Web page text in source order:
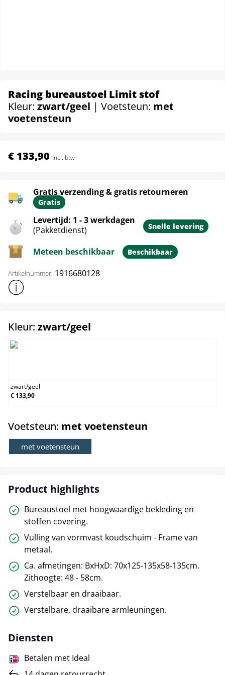
Racing bureaustoel Limit stof
Kleur: zwart/geel | Voetsteun: met
voetensteun
€ 133,90 incl. btw
Gratis verzending & gratis retourneren
Gratis
Levertijd: 1 - 3 werkdagen
(Pakketdienst)
Snelle levering
Meteen beschikbaar Beschikbaar
Artikelnummer: 1916680128
Toon meer productinformatie
Kleur: zwart/geel
zwart/geel
€ 133,90
Voetsteun: met voetensteun
met voetensteun
Product highlights
Bureaustoel met hoogwaardige bekleding en
stoffen covering.
Vulling van vormvast koudschuim - Frame van
metaal.
Ca. afmetingen: BxHxD: 70x125-135x58-135cm.
Zithoogte: 48 - 58cm.
Verstelbaar en draaibaar.
Verstelbare, draaibare armleuningen.
Diensten
Betalen met Ideal